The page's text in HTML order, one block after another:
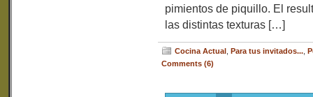
pimientos de piquillo. El
las distintas texturas […]
Cocina Actual Para tus invitados...
Comments (6)